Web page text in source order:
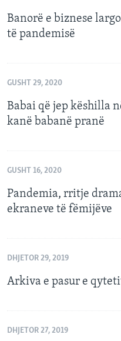
Banorë e biznese
të pandemisë
GUSHT 29, 2020
Babai që jep këshilla
kanë babanë pranë
GUSHT 16, 2020
Pandemia, rritje
ekraneve të fëmijëve
DHJETOR 29, 2019
Arkiva e pasur e
DHJETOR 27, 2019